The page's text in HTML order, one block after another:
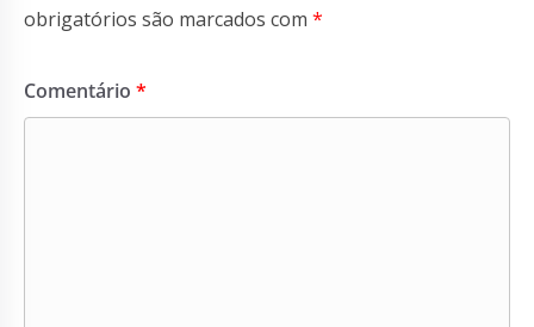
obrigatórios são marcados com *
Comentário *